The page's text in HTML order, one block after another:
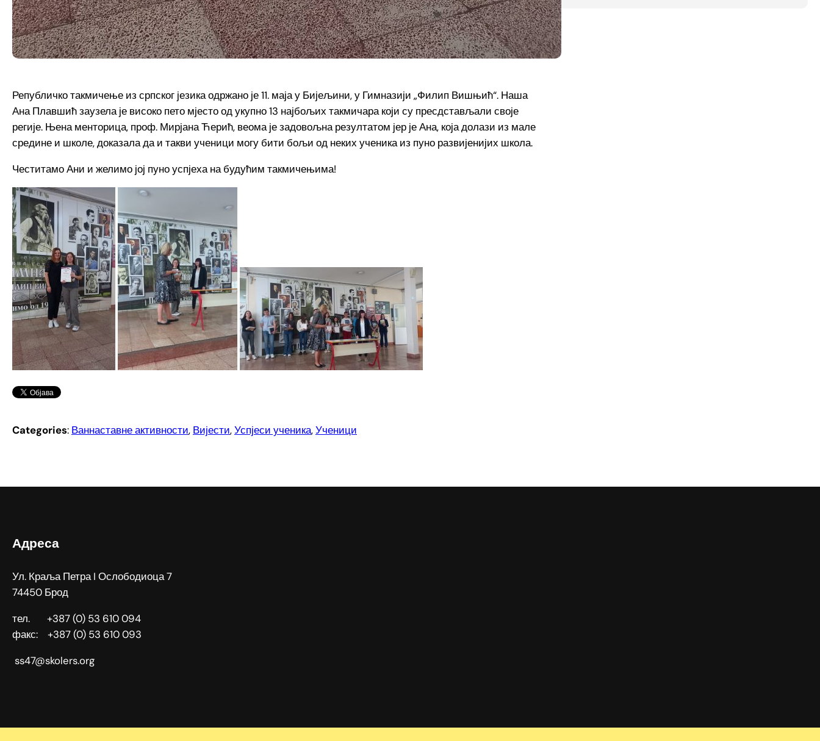
Републичко такмичење из српског језика одржано је 11. маја у Бијељини, у Гимназији „Филип Вишњић“. Наша
Ана Плавшић заузела је високо пето мјесто од укупно 13 најбољих такмичара који су пресдстављали своје
регије. Њена менторица, проф. Мирјана Ћерић, веома је задовољна резултатом јер је Ана, која долази из мале
средине и школе, доказала да и такви ученици могу бити бољи од неких ученика из пуно развијенијих школа.
Честитамо Ани и желимо јој пуно успјеха на будућим такмичењима!
Categories: Ваннаставне активности, Вијести, Успјеси ученика, Ученици
Адреса
Ул. Краља Петра I Ослободиоца 7
74450 Брод
тел. +387 (0) 53 610 094
факс: +387 (0) 53 610 093
ss47@skolers.org